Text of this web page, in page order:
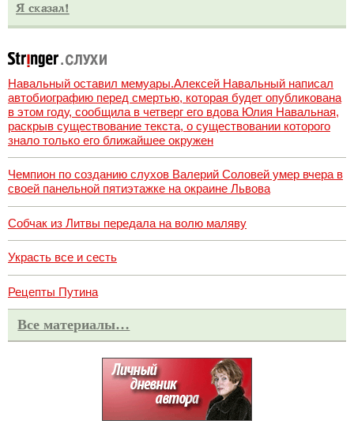
Навальный оставил мемуары.Алексей Навальный написал
автобиографию перед смертью, которая будет опубликована
в этом году, сообщила в четверг его вдова Юлия Навальная,
раскрыв существование текста, о существовании которого
знало только его ближайшее окружен
Чемпион по созданию слухов Валерий Соловей умер вчера в
своей панельной пятиэтажке на окраине Львова
Собчак из Литвы передала на волю маляву
Украсть все и сесть
Рецепты Путина
Все материалы…